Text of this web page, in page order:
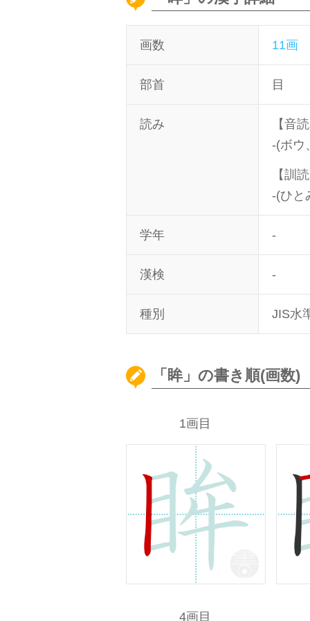
画数 11画
部首 目
読み
【音
-(ボウ
【訓
-(ひと
学年 -
漢検 -
種別 JIS水
「眸」の書き順(画数)
1画目
4画目